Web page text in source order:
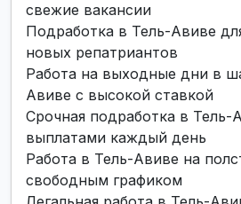
свежие вакансии
Подработка в Тель-Авиве
новых репатриантов
Работа на выходные дни в
Авиве с высокой ставкой
Срочная подработка в Тель-
выплатами каждый день
Работа в Тель-Авиве на
свободным графиком